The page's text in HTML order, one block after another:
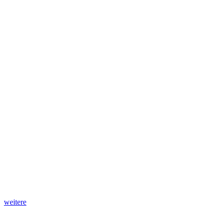
weitere